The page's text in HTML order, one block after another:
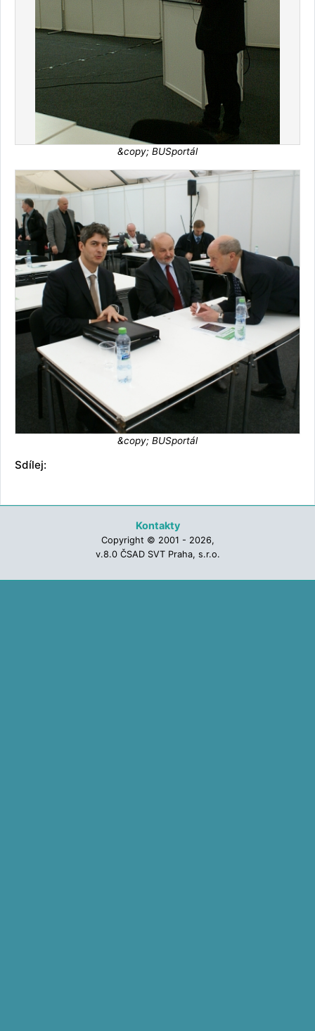
&copy; BUSportál
&copy; BUSportál
Sdílej:
Kontakty
Copyright © 2001 - 2026,
v.8.0 ČSAD SVT Praha, s.r.o.